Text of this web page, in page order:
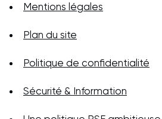
Mentions légales
Plan du site
Politique de confidentialité
Sécurité & Information